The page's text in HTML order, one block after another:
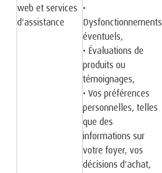
web et services
d'assistance
•
Dysfonctionnements
éventuels,
• Évaluations de
produits ou
témoignages,
• Vos préférences
personnelles, telles
que des
informations sur
votre foyer, vos
décisions d'achat,